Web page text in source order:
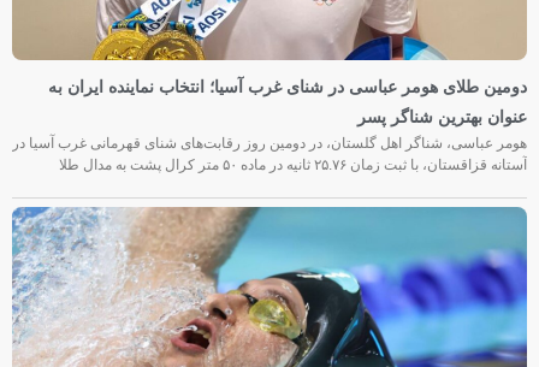
دومین طلای هومر عباسی در شنای غرب آسیا؛ انتخاب نماینده ایران به
عنوان بهترین شناگر پسر
هومر عباسی، شناگر اهل گلستان، در دومین روز رقابت‌های شنای قهرمانی غرب آسیا در
آستانه قزاقستان، با ثبت زمان ۲۵.۷۶ ثانیه در ماده ۵۰ متر کرال پشت به مدال طلا